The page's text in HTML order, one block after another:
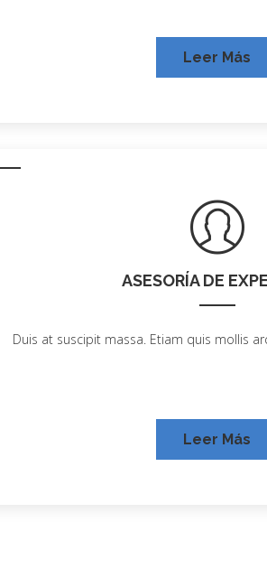
Leer Más
ASESORÍA DE
Duis at suscipit massa. Etiam quis mollis
Leer Más